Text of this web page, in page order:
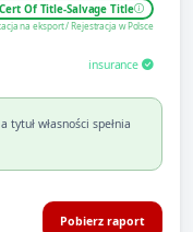
Of Title-Salvage Title
na eksport / Rejestracja w Polsce
insurance
tytuł własności spełnia
Pobierz raport